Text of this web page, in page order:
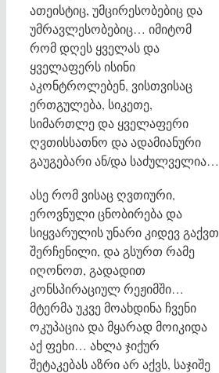
ათეისტიც, უმცირესობებიც და
უმრავლესობებიც… იმიტომ
რომ დღეს ყველას და
ყველაფერს ისინი
აკონტროლებენ, ვისთვისაც
ერთგულება, სიკეთე,
სიმართლე და ყველაფერი
ღვთისსათნო და ადამიანური
გაუგებარი ან/და საძულველია…
ასე რომ ვისაც ღვთიური,
ეროვნული ცნობირება და
სიყვარულის უნარი კიდევ გაქვთ
შერჩენილი, და გსურთ რამე
იღონოთ, გადადით
კონსპირაციულ რეჟიმში…
მტერმა უკვე მოახდინა ჩვენი
ოკუპაცია და მყარად მოიკიდა
აქ ფეხი… ახლა ჯიქურ
შეტაკებას აზრი არ აქვს, საჯიშე